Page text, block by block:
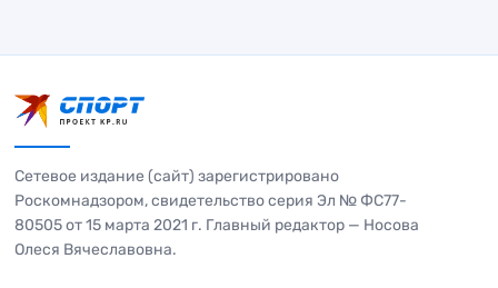
Сетевое издание (сайт) зарегистрировано
Роскомнадзором, свидетельство серия Эл № ФС77-
80505 от 15 марта 2021 г. Главный редактор — Носова
Олеся Вячеславовна.